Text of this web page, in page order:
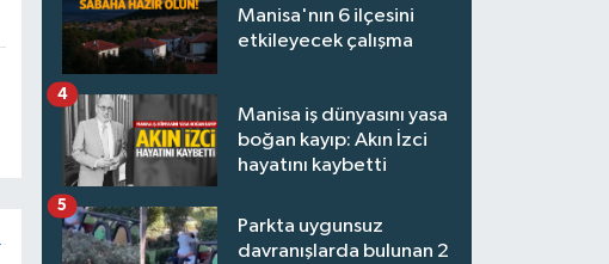
Manisa'nın 6 ilçesini
etkileyecek çalışma
Manisa iş dünyasını yasa
boğan kayıp: Akın İzci
hayatını kaybetti
4
Parkta uygunsuz
davranışlarda bulunan 2
5